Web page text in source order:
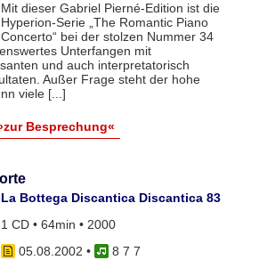
Mit dieser Gabriel Pierné-Edition ist die
Hyperion-Serie „The Romantic Piano
Concerto“ bei der stolzen Nummer 34
Unterfangen mit
und auch interpretatorisch
Außer Frage steht der hohe
viele [...]
Besprechung«
La Bottega Discantica Discantica 83
1 CD • 64min • 2000
05.08.2002 •
8 7 7